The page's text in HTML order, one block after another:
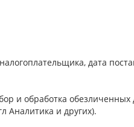
дата
и обработка
Аналитика и других).